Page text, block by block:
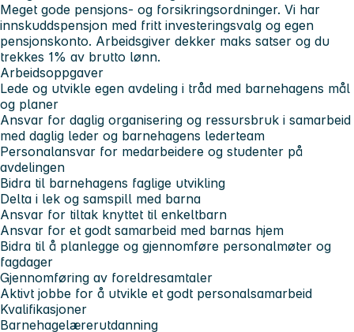
Meget gode pensjons- og forsikringsordninger. Vi har
innskuddspensjon med fritt investeringsvalg og egen
pensjonskonto. Arbeidsgiver dekker maks satser og du
trekkes 1% av brutto lønn.
Arbeidsoppgaver
Lede og utvikle egen avdeling i tråd med barnehagens mål
og planer
Ansvar for daglig organisering og ressursbruk i samarbeid
med daglig leder og barnehagens lederteam
Personalansvar for medarbeidere og studenter på
avdelingen
Bidra til barnehagens faglige utvikling
Delta i lek og samspill med barna
Ansvar for tiltak knyttet til enkeltbarn
Ansvar for et godt samarbeid med barnas hjem
Bidra til å planlegge og gjennomføre personalmøter og
fagdager
Gjennomføring av foreldresamtaler
Aktivt jobbe for å utvikle et godt personalsamarbeid
Kvalifikasjoner
Barnehagelærerutdanning